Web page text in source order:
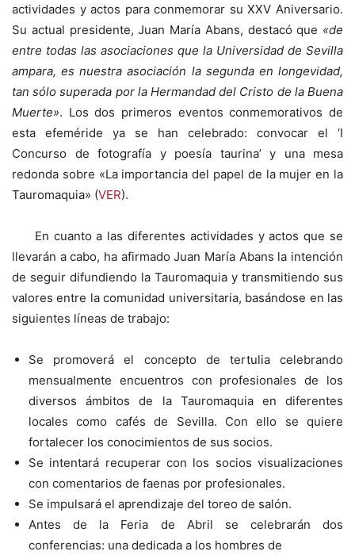
actividades y actos para conmemorar su XXV Aniversario.
Su actual presidente, Juan María Abans, destacó que «de
entre todas las asociaciones que la Universidad de Sevilla
ampara, es nuestra asociación la segunda en longevidad,
tan sólo superada por la Hermandad del Cristo de la Buena
Muerte». Los dos primeros eventos conmemorativos de
esta efeméride ya se han celebrado: convocar el ‘I
Concurso de fotografía y poesía taurina’ y una mesa
redonda sobre «La importancia del papel de la mujer en la
Tauromaquia» (VER).
En cuanto a las diferentes actividades y actos que se
llevarán a cabo, ha afirmado Juan María Abans la intención
de seguir difundiendo la Tauromaquia y transmitiendo sus
valores entre la comunidad universitaria, basándose en las
siguientes líneas de trabajo:
Se promoverá el concepto de tertulia celebrando
mensualmente encuentros con profesionales de los
diversos ámbitos de la Tauromaquia en diferentes
locales como cafés de Sevilla. Con ello se quiere
fortalecer los conocimientos de sus socios.
Se intentará recuperar con los socios visualizaciones
con comentarios de faenas por profesionales.
Se impulsará el aprendizaje del toreo de salón.
Antes de la Feria de Abril se celebrarán dos
conferencias: una dedicada a los hombres de